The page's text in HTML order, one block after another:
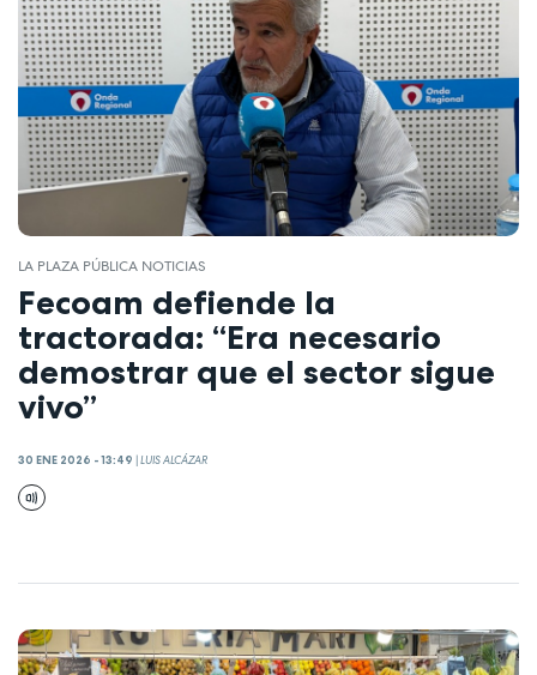
LA PLAZA PÚBLICA NOTICIAS
Fecoam defiende la
tractorada: “Era necesario
demostrar que el sector sigue
vivo”
30 ENE 2026 - 13:49 |LUIS ALCÁZAR